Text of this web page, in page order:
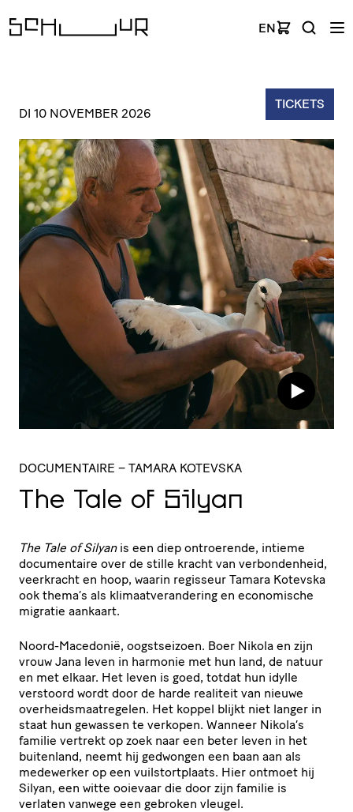
EN
TICKETS
DI 10 NOVEMBER 2026
DOCUMENTAIRE – TAMARA KOTEVSKA
The Tale of Silyan
The Tale of Silyanis een diep ontroerende, intieme
documentaire over de stille kracht van verbondenheid,
veerkracht en hoop, waarin regisseur Tamara Kotevska
ook thema’s als klimaatverandering en economische
migratie aankaart.
Noord-Macedonië, oogstseizoen. Boer Nikola en zijn
vrouw Jana leven in harmonie met hun land, de natuur
en met elkaar. Het leven is goed, totdat hun idylle
verstoord wordt door de harde realiteit van nieuwe
overheidsmaatregelen. Het koppel blijkt niet langer in
staat hun gewassen te verkopen. Wanneer Nikola’s
familie vertrekt op zoek naar een beter leven in het
buitenland, neemt hij gedwongen een baan aan als
medewerker op een vuilstortplaats. Hier ontmoet hij
Silyan, een witte ooievaar die door zijn familie is
verlaten vanwege een gebroken vleugel.